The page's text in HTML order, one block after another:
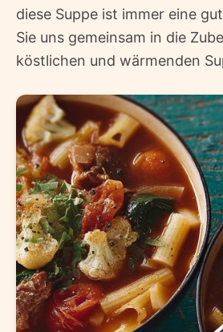
diese Suppe ist immer eine
Sie uns gemeinsam in die
köstlichen und wärmenden